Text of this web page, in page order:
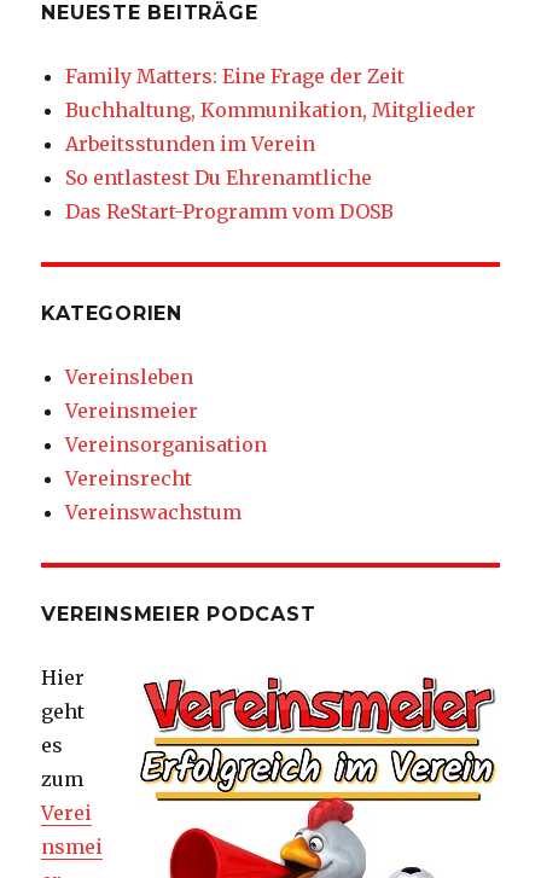
NEUESTE BEITRÄGE
Family Matters: Eine Frage der Zeit
Buchhaltung, Kommunikation, Mitglieder
Arbeitsstunden im Verein
So entlastest Du Ehrenamtliche
Das ReStart-Programm vom DOSB
KATEGORIEN
Vereinsleben
Vereinsmeier
Vereinsorganisation
Vereinsrecht
Vereinswachstum
VEREINSMEIER PODCAST
Hier
geht
es
zum
Verei
nsmei